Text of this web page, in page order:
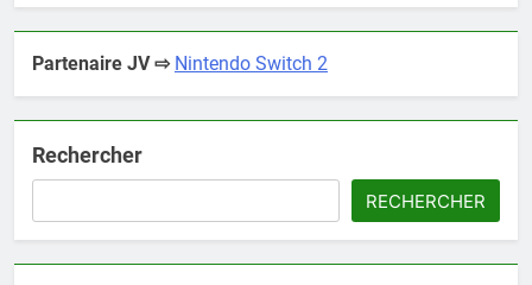
Partenaire JV ⇨ Nintendo Switch 2
Rechercher
RECHERCHER